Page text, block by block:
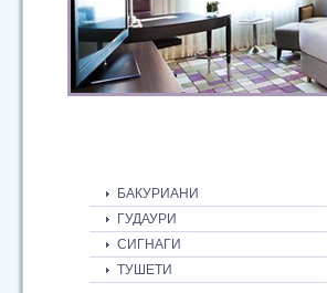
БАКУРИАНИ
ГУДАУРИ
СИГНАГИ
ТУШЕТИ